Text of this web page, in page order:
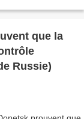
que la
Russie)